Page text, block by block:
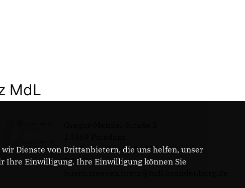
MdL
Telefon: 0331 - 20085713
E-Mail:
Dienste von Drittanbietern, die uns helfen, unser
Ihre Einwilligung. Ihre Einwilligung können Sie